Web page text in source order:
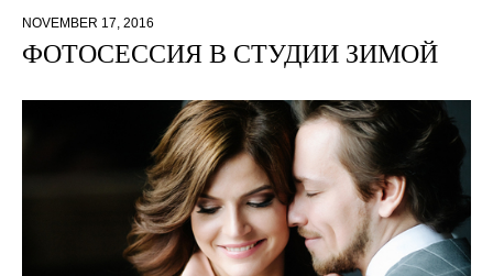
NOVEMBER 17, 2016
ФОТОСЕССИЯ В СТУДИИ ЗИМОЙ